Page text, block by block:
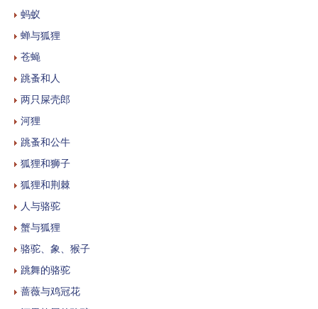
蚂蚁
蝉与狐狸
苍蝇
跳蚤和人
两只屎壳郎
河狸
跳蚤和公牛
狐狸和狮子
狐狸和荆棘
人与骆驼
蟹与狐狸
骆驼、象、猴子
跳舞的骆驼
蔷薇与鸡冠花